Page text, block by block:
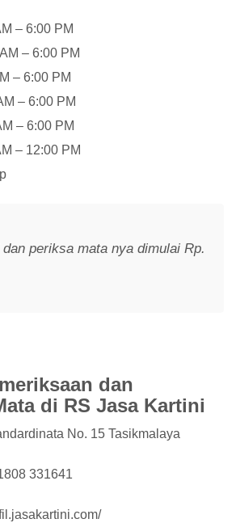
– 6:00 PM
– 6:00 PM
– 6:00 PM
– 6:00 PM
– 6:00 PM
– 12:00 PM
periksa mata nya dimulai Rp.
dan
di RS Jasa Kartini
No. 15 Tasikmalaya
331641